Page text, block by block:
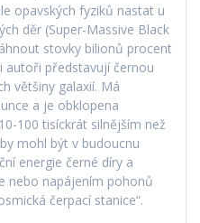
opavských fyziků nastat u
děr (Super-Massive Black
stovky bilionů procent
autoři představují černou
většiny galaxií. Má
a je obklopena
100 tisíckrát silnějším než
mohl být v budoucnu
energie černé díry a
nebo napájením pohonů
čerpací stanice“.